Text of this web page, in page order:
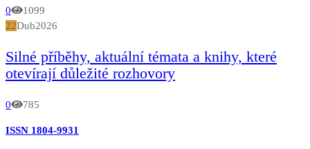
0
1099
22Dub2026
Silné příběhy, aktuální témata a knihy, které
otevírají důležité rozhovory
0 785
ISSN 1804-9931